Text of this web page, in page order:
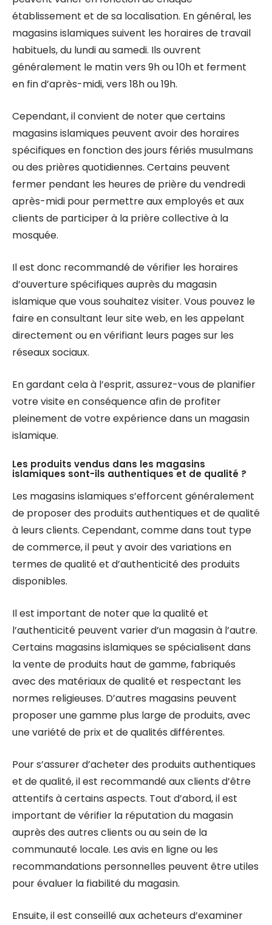
établissement et de sa localisation. En général, les
magasins islamiques suivent les horaires de travail
habituels, du lundi au samedi. Ils ouvrent
généralement le matin vers 9h ou 10h et ferment
en fin d’après-midi, vers 18h ou 19h.
Cependant, il convient de noter que certains
magasins islamiques peuvent avoir des horaires
spécifiques en fonction des jours fériés musulmans
ou des prières quotidiennes. Certains peuvent
fermer pendant les heures de prière du vendredi
après-midi pour permettre aux employés et aux
clients de participer à la prière collective à la
mosquée.
Il est donc recommandé de vérifier les horaires
d’ouverture spécifiques auprès du magasin
islamique que vous souhaitez visiter. Vous pouvez le
faire en consultant leur site web, en les appelant
directement ou en vérifiant leurs pages sur les
réseaux sociaux.
En gardant cela à l’esprit, assurez-vous de planifier
votre visite en conséquence afin de profiter
pleinement de votre expérience dans un magasin
islamique.
Les produits vendus dans les magasins
islamiques sont-ils authentiques et de qualité ?
Les magasins islamiques s’efforcent généralement
de proposer des produits authentiques et de qualité
à leurs clients. Cependant, comme dans tout type
de commerce, il peut y avoir des variations en
termes de qualité et d’authenticité des produits
disponibles.
Il est important de noter que la qualité et
l’authenticité peuvent varier d’un magasin à l’autre.
Certains magasins islamiques se spécialisent dans
la vente de produits haut de gamme, fabriqués
avec des matériaux de qualité et respectant les
normes religieuses. D’autres magasins peuvent
proposer une gamme plus large de produits, avec
une variété de prix et de qualités différentes.
Pour s’assurer d’acheter des produits authentiques
et de qualité, il est recommandé aux clients d’être
attentifs à certains aspects. Tout d’abord, il est
important de vérifier la réputation du magasin
auprès des autres clients ou au sein de la
communauté locale. Les avis en ligne ou les
recommandations personnelles peuvent être utiles
pour évaluer la fiabilité du magasin.
Ensuite, il est conseillé aux acheteurs d’examiner